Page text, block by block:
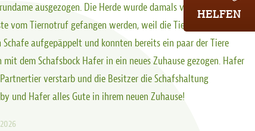
HELFEN
ausgezogen. Die Herde wurde damals verlassen in
vom Tiernotruf gefangen werden, weil die Tiere so scheu
aufgepäppelt und konnten bereits ein paar der Tiere
dem Schafsbock Hafer in ein neues Zuhause gezogen. Hafer
verstarb und die Besitzer die Schafshaltung
und Hafer alles Gute in ihrem neuen Zuhause!